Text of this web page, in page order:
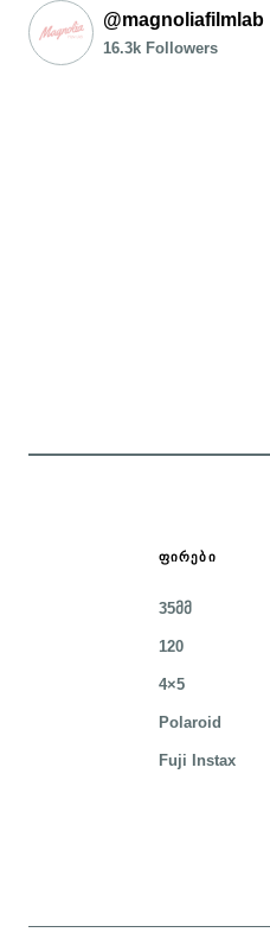
@magnoliafilmlab
16.3k Followers
ᲤᲘᲠᲔᲑᲘ
35მმ
120
4×5
Polaroid
Fuji Instax